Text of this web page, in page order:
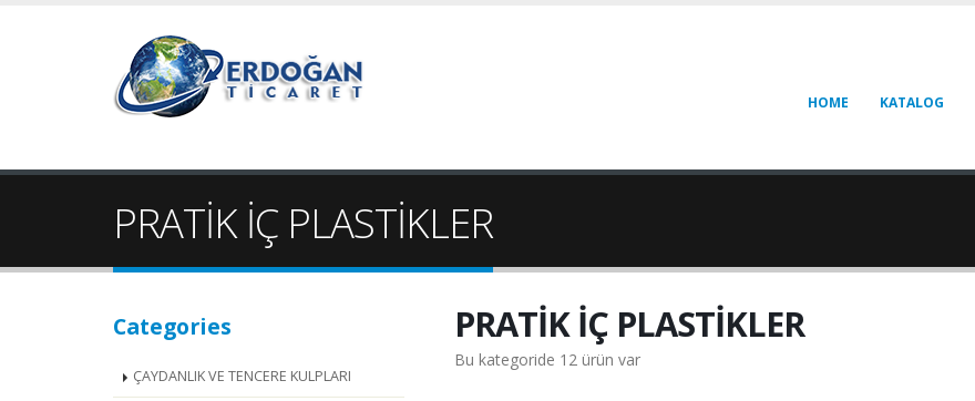
HOME KATALOG
PRATİK İÇ PLASTİKLER
Categories
ÇAYDANLIK VE TENCERE KULPLARI
PRATİK İÇ PLASTİKLER
Bu kategoride 12 ürün var